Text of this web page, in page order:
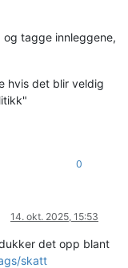
og tagge innleggene,
hvis det blir veldig
0
14. okt. 2025, 15:53
det opp blant
skatt